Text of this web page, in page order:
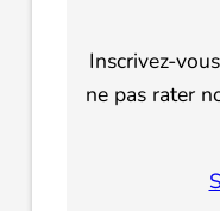
Inscrivez-
ne pas rater